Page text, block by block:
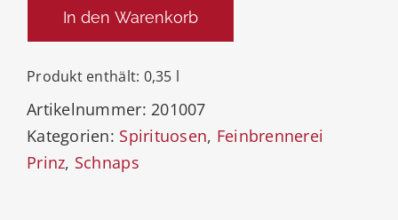
Pflümli-
Brand
43%
In den Warenkorb
Produkt enthält: 0,35 l
Artikelnummer: 201007
Kategorien: Spirituosen, Feinbrennerei
Prinz, Schnaps